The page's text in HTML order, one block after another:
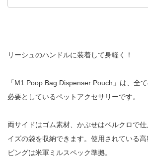
リーシュのハンドルに装着して身軽く！
「M1 Poop Bag Dispenser Pouch」は、全
必要としているペットアクセサリーです。
両サイドはゴム素材、かぶせはベルクロで
イズの袋を収納できます。使用されている
ビングは米軍ミルスペック準拠。